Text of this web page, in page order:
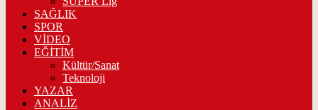
SAĞLIK
SPOR
VİDEO
EĞİTİM
Kültür/Sanat
Teknoloji
YAZAR
ANALİZ